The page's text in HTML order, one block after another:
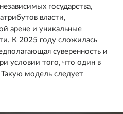
государства,
власти,
арене и уникальные
К 2025 году сложилась
суверенность и
условии того, что один в
модель следует